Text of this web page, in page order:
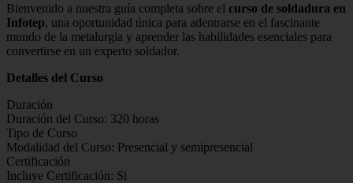
Bienvenido a nuestra guía completa sobre el curso de soldadura en
Infotep, una oportunidad única para adentrarse en el fascinante
mundo de la metalurgia y aprender las habilidades esenciales para
convertirse en un experto soldador.
Detalles del Curso
Duración
Duración del Curso: 320 horas
Tipo de Curso
Modalidad del Curso: Presencial y semipresencial
Certificación
Incluye Certificación: Si